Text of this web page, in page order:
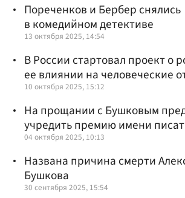
Пореченков и Бербер снялись
в комедийном детективе
13 октября 2025, 14:54
В России стартовал проект о
ее влиянии на человеческие
10 октября 2025, 15:12
На прощании с Бушковым
учредить премию имени
04 октября 2025, 10:13
Названа причина смерти
Бушкова
30 сентября 2025, 15:54